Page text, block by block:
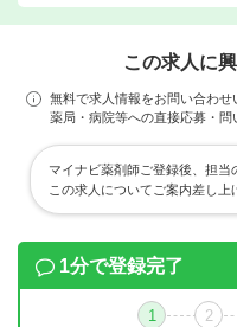
この求人に
無料で求人情報をお問い合わせ
薬局・病院等への直接応募・問
マイナビ薬剤師ご登録後、担当
この求人についてご案内差し上
1分で登録完了
1 2